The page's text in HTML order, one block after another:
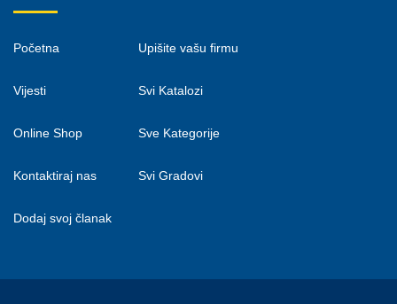
Početna
Vijesti
Online Shop
Kontaktiraj nas
Dodaj svoj članak
Upišite vašu firmu
Svi Katalozi
Sve Kategorije
Svi Gradovi